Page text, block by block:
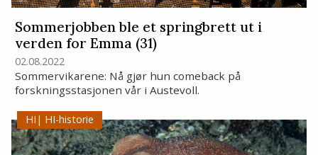
Sommerjobben ble et springbrett ut i
verden for Emma (31)
02.08.2022
Sommervikarene: Nå gjør hun comeback på
forskningsstasjonen vår i Austevoll.
HI-historie